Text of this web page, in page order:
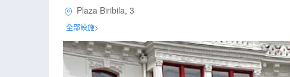
Plaza Biribila, 3
全部設施>